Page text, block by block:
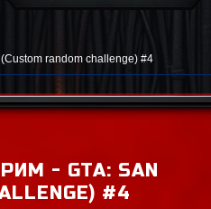
random challenge) #4
- GTA: SAN
#4